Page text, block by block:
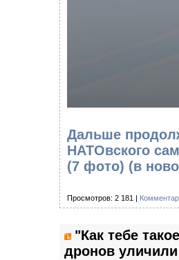
Дальше
НАТОвского
(7 фото) (в
Просмотров: 2 181 |
"Как тебе
дронов